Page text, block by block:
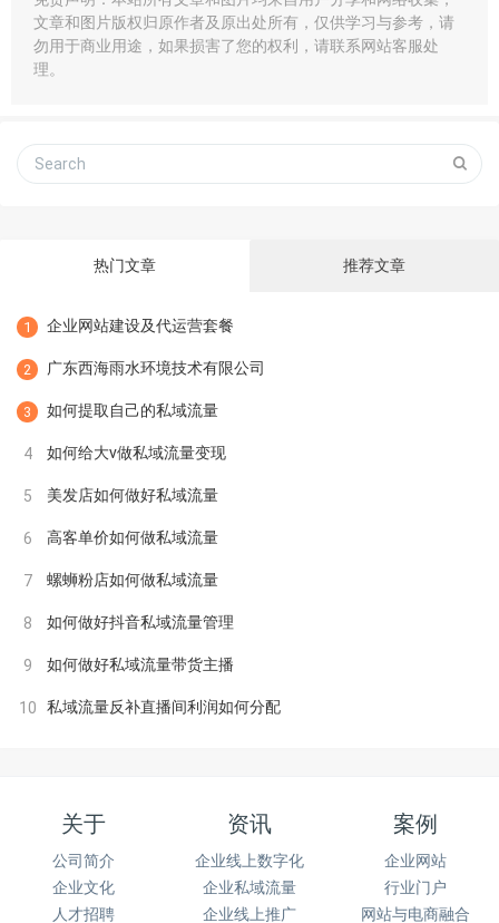
文章和图片版权归原作者及原出处所有，仅供学习与参考，请
勿用于商业用途，如果损害了您的权利，请联系网站客服处
理。
热门文章 推荐文章
1 企业网站建设及代运营套餐
2 广东西海雨水环境技术有限公司
3 如何提取自己的私域流量
4 如何给大v做私域流量变现
5 美发店如何做好私域流量
6 高客单价如何做私域流量
7 螺蛳粉店如何做私域流量
8 如何做好抖音私域流量管理
9 如何做好私域流量带货主播
10 私域流量反补直播间利润如何分配
关于
公司简介
企业文化
人才招聘
资讯
企业线上数字化
企业私域流量
企业线上推广
案例
企业网站
行业门户
网站与电商融合